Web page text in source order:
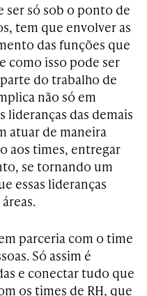
ser só sob o ponto de
tem que envolver as
das funções que
como isso pode ser
do trabalho de
não só em
lideranças das demais
atuar de maneira
aos times, entregar
se tornando um
essas lideranças
parceria com o time
Só assim é
e conectar tudo que
os times de RH, que